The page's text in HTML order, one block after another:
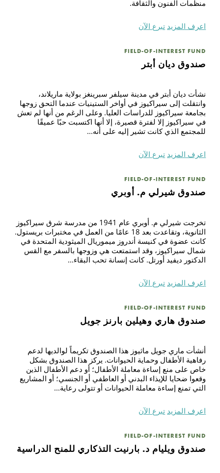
منظمات الفنون والثقافة.
اعرف المزيد تبرع الآن
FIELD-OF-INTEREST FUND
صندوق ديان أبتر
نشأت ديان أبتر في مدينة سيلفر سبرينغز بولاية ماريلاند،
وانتقلت إلى سيراكيوز في أواخر الستينيات عندما التحق زوجها
بجامعة سيراكيوز للدراسات العليا. وعلى الرغم من أنها لم تعش
في سيراكيوز إلا لفترة قصيرة، إلا أنها اكتسبت حبًا عميقًا
للمجتمع الذي كانت تشير إليه على أنه...
اعرف المزيد تبرع الآن
FIELD-OF-INTEREST FUND
صندوق شيرلي م. أوبري
تخرجت شيرلي م. أوبري عام 1941 من مدرسة شرق سيراكيوز
الثانوية، وتقاعدت بعد 18 عامًا من العمل في مختبرات بريستول.
كانت عضوة في كنيسة أندروز ميموريال الميثودية المتحدة في
شمال سيراكيوز، وقد استمتعت هي وزوجها بالسفر مع القس
الدكتور ديفيد أورتل. كانت إنسانة تحب البقاء...
اعرف المزيد تبرع الآن
FIELD-OF-INTEREST FUND
صندوق هاري وهيلين بارنز جويل
أنشأت ماري جويل ماثيوز هذا الصندوق تكريماً لوالديها لدعم
رفاهية الأطفال وحماية الحيوانات. يركز هذا الصندوق بشكل
خاص على منع إساءة معاملة الأطفال؛ أو دعم الأطفال الذين
وقعوا ضحايا للإيذاء البدني أو العاطفي أو الجنسي؛ أو المشاريع
التي تمنع إساءة معاملة الحيوانات أو تتولى رعاية...
اعرف المزيد تبرع الآن
FIELD-OF-INTEREST FUND
صندوق ويليام د. بارنيت التذكاري للمنح الدراسية